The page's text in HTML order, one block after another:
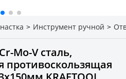
> Инструмент ручной >
Mo-V сталь,
противоскользящая